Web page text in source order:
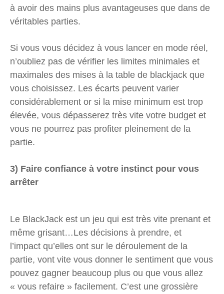
à avoir des mains plus avantageuses que dans de
véritables parties.
Si vous vous décidez à vous lancer en mode réel,
n’oubliez pas de vérifier les limites minimales et
maximales des mises à la table de blackjack que
vous choisissez. Les écarts peuvent varier
considérablement or si la mise minimum est trop
élevée, vous dépasserez très vite votre budget et
vous ne pourrez pas profiter pleinement de la
partie.
3) Faire confiance à votre instinct pour vous
arrêter
Le BlackJack est un jeu qui est très vite prenant et
même grisant…Les décisions à prendre, et
l’impact qu’elles ont sur le déroulement de la
partie, vont vite vous donner le sentiment que vous
pouvez gagner beaucoup plus ou que vous allez
« vous refaire » facilement. C’est une grossière